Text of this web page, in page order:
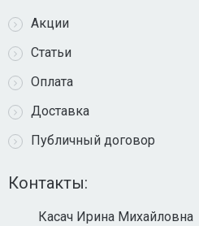
Акции
Статьи
Оплата
Доставка
Публичный договор
Контакты:
Касач Ирина Михайловна